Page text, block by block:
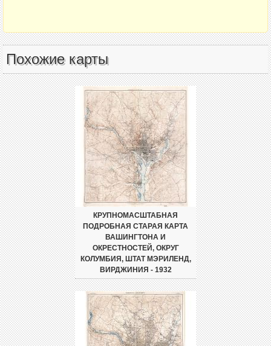
Похожие карты
КРУПНОМАСШТАБНАЯ
ПОДРОБНАЯ СТАРАЯ КАРТА
ВАШИНГТОНА И
ОКРЕСТНОСТЕЙ, ОКРУГ
КОЛУМБИЯ, ШТАТ МЭРИЛЕНД,
ВИРДЖИНИЯ - 1932